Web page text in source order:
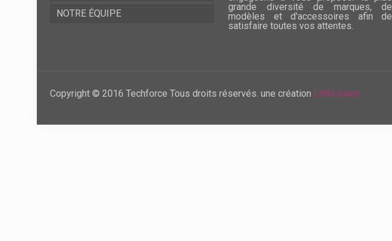
NOTRE ÉQUIPE
grande diversité de marques, de
modèles et d'accessoires afin de
satisfaire toutes vos attentes.
Copyright © 2016 Techforce Tous droits réservés. une création Little place